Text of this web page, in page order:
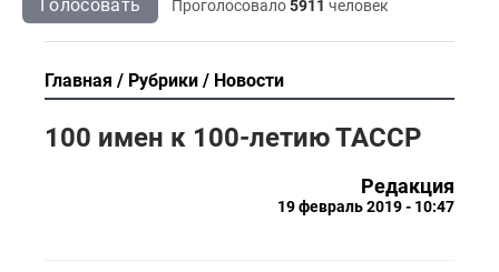
Голосовать Проголосовало5911 человек
Главная Рубрики Новости
100 имен к 100-летию ТАССР
Редакция
19 февраль 2019 - 10:47